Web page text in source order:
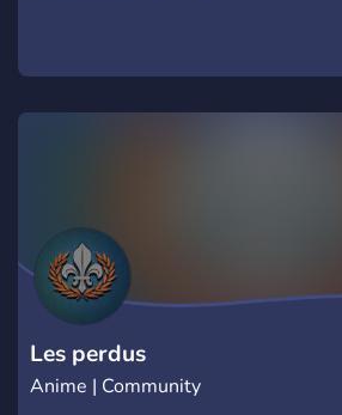
Les perdus
Anime | Community